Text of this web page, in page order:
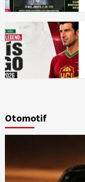
Otomotif